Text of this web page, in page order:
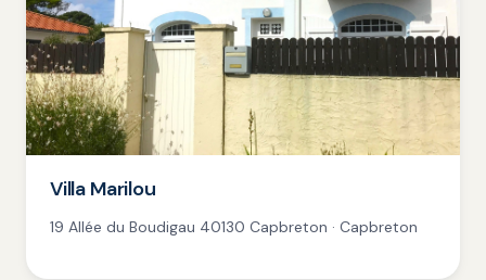
Villa Marilou
19 Allée du Boudigau 40130 Capbreton · Capbreton